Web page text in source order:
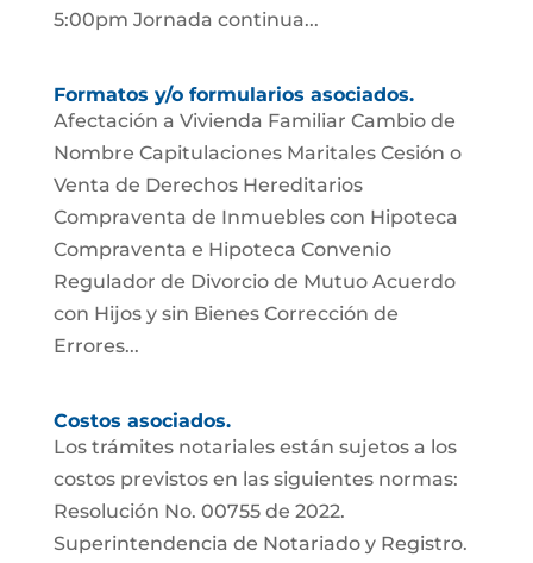
5:00pm Jornada continua...
Formatos y/o formularios asociados.
Afectación a Vivienda Familiar Cambio de
Nombre Capitulaciones Maritales Cesión o
Venta de Derechos Hereditarios
Compraventa de Inmuebles con Hipoteca
Compraventa e Hipoteca Convenio
Regulador de Divorcio de Mutuo Acuerdo
con Hijos y sin Bienes Corrección de
Errores...
Costos asociados.
Los trámites notariales están sujetos a los
costos previstos en las siguientes normas:
Resolución No. 00755 de 2022.
Superintendencia de Notariado y Registro.